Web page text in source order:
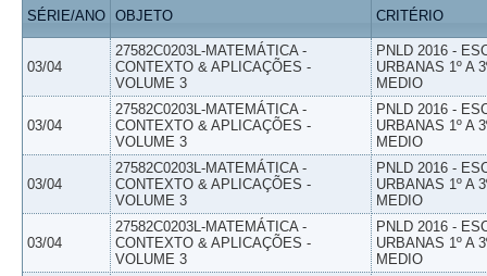
SÉRIE/ANO OBJETO CRITÉRIO
03/04
27582C0203L-MATEMÁTICA -
CONTEXTO & APLICAÇÕES -
VOLUME 3
PNLD 2016 -
URBANAS 1º A
MEDIO
03/04
27582C0203L-MATEMÁTICA -
CONTEXTO & APLICAÇÕES -
VOLUME 3
PNLD 2016 -
URBANAS 1º A
MEDIO
03/04
27582C0203L-MATEMÁTICA -
CONTEXTO & APLICAÇÕES -
VOLUME 3
PNLD 2016 -
URBANAS 1º A
MEDIO
03/04
27582C0203L-MATEMÁTICA -
CONTEXTO & APLICAÇÕES -
VOLUME 3
PNLD 2016 -
URBANAS 1º A
MEDIO